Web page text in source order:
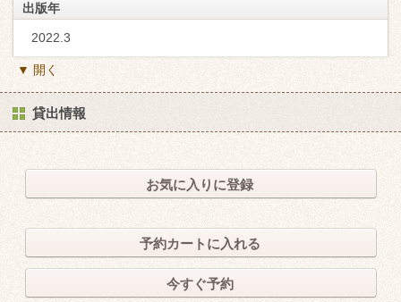
出版年
2022.3
▼ 開く
貸出情報
お気に入りに登録
予約カートに入れる
今すぐ予約